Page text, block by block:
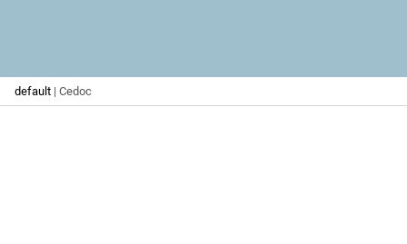
default | Cedoc